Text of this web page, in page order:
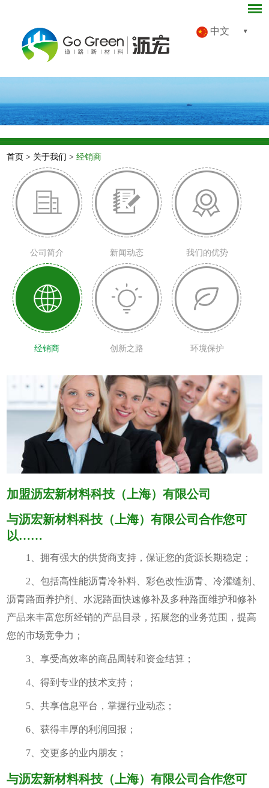
中文
首页 > 关于我们 >经销商
公司简介 新闻动态 我们的优势
经销商 创新之路 环境保护
加盟沥宏新材料科技（上海）有限公司
与沥宏新材料科技（上海）有限公司合作您可
以……
1、拥有强大的供货商支持，保证您的货源长期稳定；
2、包括高性能沥青冷补料、彩色改性沥青、冷灌缝剂、
沥青路面养护剂、水泥路面快速修补及多种路面维护和修补
产品来丰富您所经销的产品目录，拓展您的业务范围，提高
您的市场竞争力；
3、享受高效率的商品周转和资金结算；
4、得到专业的技术支持；
5、共享信息平台，掌握行业动态；
6、获得丰厚的利润回报；
7、交更多的业内朋友；
与沥宏新材料科技（上海）有限公司合作您可